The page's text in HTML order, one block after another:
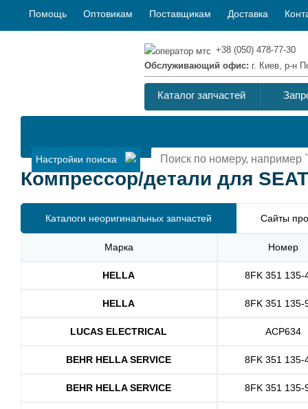
Помощь Оптовикам Поставщикам Доставка
+38 (050) 478-77-30
Обслуживающий офис: г. Киев, р-н
Каталог запчастей
Настройки поиска
Компрессор/детали для
Каталоги неоригинальных запчастей Сайты
Марка Номер
HELLA 8FK 351 135-
HELLA 8FK 351 135-
LUCAS ELECTRICAL ACP634
BEHR HELLA SERVICE 8FK 351 135-
BEHR HELLA SERVICE 8FK 351 135-